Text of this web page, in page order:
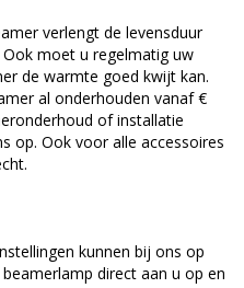
verlengt de levensduur
moet u regelmatig uw
de warmte goed kwijt kan.
al onderhouden vanaf €
of installatie
op. Ook voor alle accessoires
kunnen bij ons op
direct aan u op en